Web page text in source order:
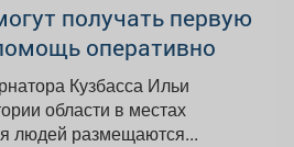
получать первую
оперативно
Кузбасса Ильи
области в местах
людей размещаются...